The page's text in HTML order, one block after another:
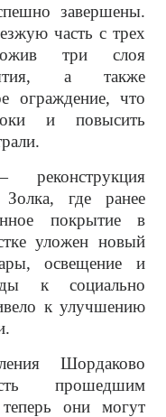
завершены.
часть с трех
три слоя
а также
ограждение, что
и повысить
где ранее
покрытие в
уложен новый
освещение и
к социально
к улучшению
Шордаково
прошедшим
они могут